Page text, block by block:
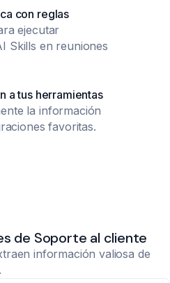
con reglas
ejecutar
Skills en reuniones
a tus herramientas
la información
favoritas.
de Soporte al cliente
información valiosa de